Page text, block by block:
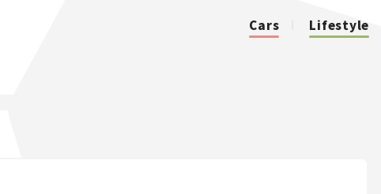
Cars Lifestyle